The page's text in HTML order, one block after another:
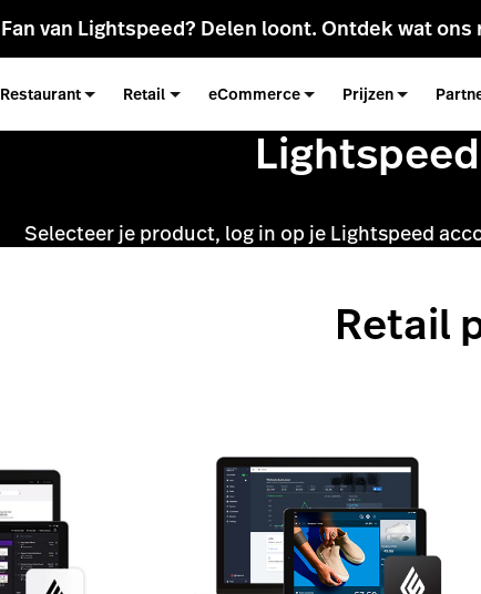
Fan van Lightspeed? Delen loont. Ontdek wat
Restaurant Retail eCommerce Prijzen
Selecteer je product, log in op je Lightspeed
Retail